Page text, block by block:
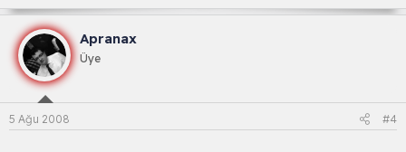
Apranax
Üye
5 Ağu 2008 #4